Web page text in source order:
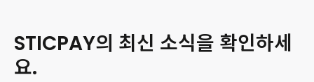
STICPAY의 최신 소식을 확인하세
요.